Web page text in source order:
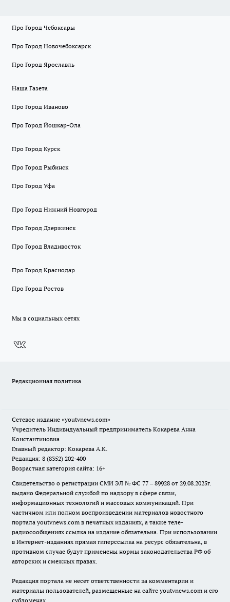
Про Город Чебоксары
Про Город Новочебоксарск
Про Город Ярославль
Наша Газета
Про Город Иваново
Про Город Йошкар-Ола
Про Город Курск
Про Город Рыбинск
Про Город Уфа
Про Город Нижний Новгород
Про Город Дзержинск
Про Город Владивосток
Про Город Краснодар
Про Город Ростов
Мы в социальных сетях
Редакционная политика
Сетевое издание «youtvnews.com»
Учредитель Индивидуальный предприниматель Кокарева Анна
Константиновна
Главный редактор: Кокарева А.К.
Редакция: 8 (8352) 202-400
Возрастная категория сайта: 16+
Свидетельство о регистрации СМИ ЭЛ № ФС 77 – 89928 от 29.08.2025г.
выдано Федеральной службой по надзору в сфере связи,
информационных технологий и массовых коммуникаций. При
частичном или полном воспроизведении материалов новостного
портала youtvnews.com в печатных изданиях, а также теле-
радиосообщениях ссылка на издание обязательна. При использовании
в Интернет-изданиях прямая гиперссылка на ресурс обязательна, в
противном случае будут применены нормы законодательства РФ об
авторских и смежных правах.
Редакция портала не несет ответственности за комментарии и
материалы пользователей, размещенные на сайте youtvnews.com и его
субдоменах.